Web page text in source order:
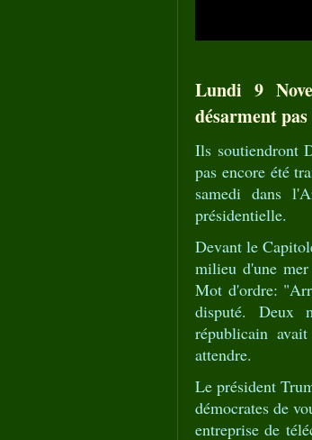
Lundi 9
désarment
Ils soutiendront
pas encore été
samedi dans
présidentielle.
Devant le
milieu d'une mer
Mot d'ordre:
disputé. Deux
républicain
attendre.
Le président
démocrates de
entreprise de